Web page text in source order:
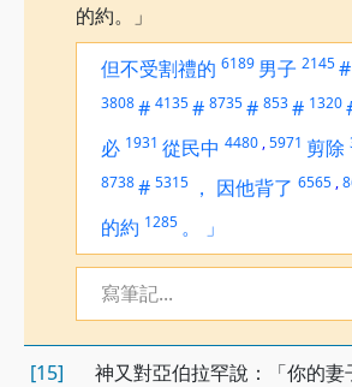
的約。」
但不受割禮的 6189 男子 2145#
3808# 4135# 8735# 853# 1320
必 1931 從民中 4480 ,5971 剪除
8738# 5315 ， 因他背了 6565 ,
的約 1285 。 」
寫筆記...
[15]
神又對亞伯拉罕說：「你的妻